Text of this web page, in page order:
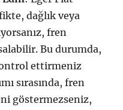
dağlık veya
fren
Bu durumda,
ettirmeniz
sırasında, fren
göstermezseniz,